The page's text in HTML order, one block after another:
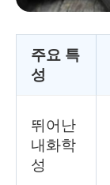
주요 특
성
뛰어난
내화학
성